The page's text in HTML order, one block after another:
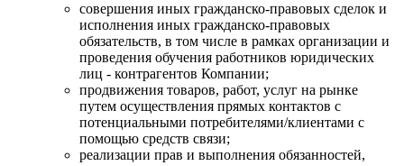
совершения иных гражданско-правовых сделок и
исполнения иных гражданско-правовых
обязательств, в том числе в рамках организации и
проведения обучения работников юридических
лиц - контрагентов Компании;
продвижения товаров, работ, услуг на рынке
путем осуществления прямых контактов с
потенциальными потребителями/клиентами с
помощью средств связи;
реализации прав и выполнения обязанностей,